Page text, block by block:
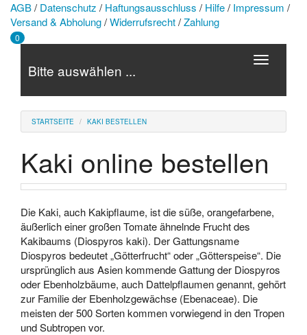
AGB/ Datenschutz / Haftungsausschluss / Hilfe/ Impressum /
Versand & Abholung/Widerrufsrecht/Zahlung
0
Bitte auswählen ...
STARTSEITE KAKI BESTELLEN
Kaki online bestellen
Die Kaki, auch Kakipflaume, ist die süße, orangefarbene,
äußerlich einer großen Tomate ähnelnde Frucht des
Kakibaums (Diospyros kaki). Der Gattungsname
Diospyros bedeutet „Götterfrucht“ oder „Götterspeise“. Die
ursprünglich aus Asien kommende Gattung der Diospyros
oder Ebenholzbäume, auch Dattelpflaumen genannt, gehört
zur Familie der Ebenholzgewächse (Ebenaceae). Die
meisten der 500 Sorten kommen vorwiegend in den Tropen
und Subtropen vor.